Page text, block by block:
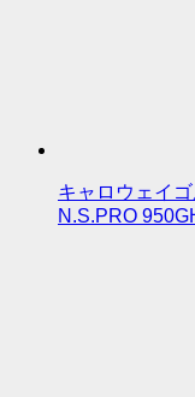
キャロウェイ
N.S.PRO